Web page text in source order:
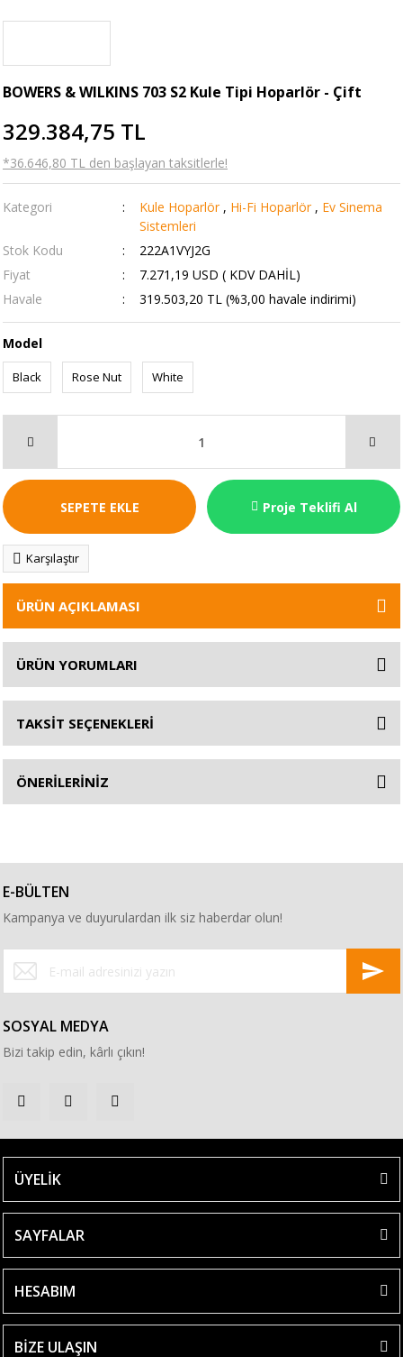
BOWERS & WILKINS 703 S2 Kule Tipi Hoparlör - Çift
329.384,75 TL
*36.646,80 TL den başlayan taksitlerle!
Kategori Kule Hoparlör , Hi-Fi Hoparlör , Ev Sinema
Sistemleri
Stok Kodu
222A1VYJ2G
Fiyat
7.271,19 USD ( KDV DAHİL)
Havale
319.503,20 TL (%3,00 havale indirimi)
Model
Black Rose Nut White
SEPETE EKLE Proje Teklifi Al
Karşılaştır
ÜRÜN AÇIKLAMASI
ÜRÜN YORUMLARI
TAKSİT SEÇENEKLERİ
ÖNERİLERİNİZ
E-BÜLTEN
Kampanya ve duyurulardan ilk siz haberdar olun!
SOSYAL MEDYA
Bizi takip edin, kârlı çıkın!
ÜYELİK
SAYFALAR
HESABIM
BİZE ULAŞIN